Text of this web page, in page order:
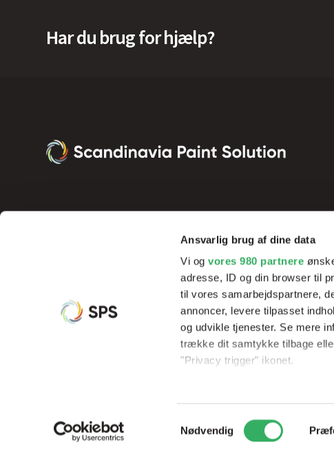
Ansvarlig brug af dine data
Vi ogvores 980 partnere
adresse, ID og din browser til
til vores samarbejdspartnere,
annoncer, levere tilpasset
og udvikle tjenester. Se mere
trække dit samtykke tilbage
"Privacy trigger" ikonet.
Vi bruger cookies til at tilpasse
til at analysere vores trafik. Vi
Samtykkevalg
Nødvendig
Har du brug for hjælp?
Vi tilbyder innovative produkter og effektive processer, der sikrer
resultater og rentabilitet, samt hjælp og undervisning af vores
© Copyright 2026 Scandinavia Paint Solution CVR: 33955332